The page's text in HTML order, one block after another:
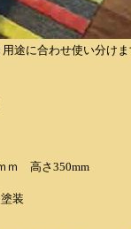
途に合わせ使い分け
高さ350mm
装